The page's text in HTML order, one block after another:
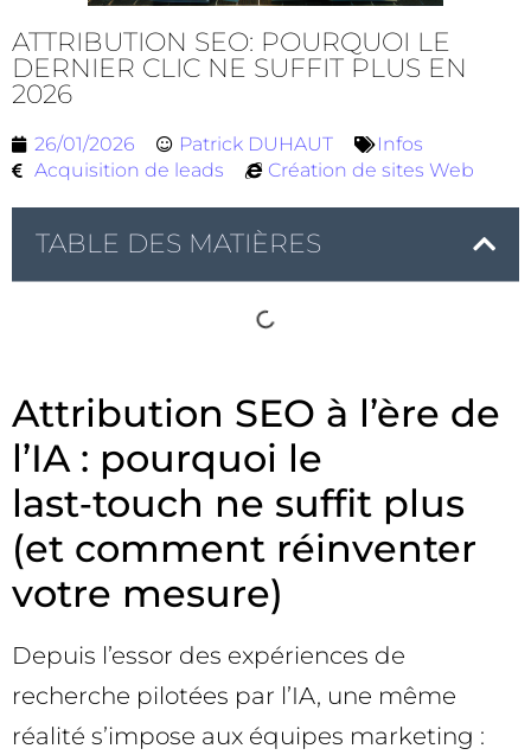
ATTRIBUTION SEO: POURQUOI LE
DERNIER CLIC NE SUFFIT PLUS EN
2026
26/01/2026 Patrick DUHAUT
Infos
Acquisition de leads
Création de sites Web
TABLE DES MATIÈRES
Attribution SEO à l’ère de
l’IA : pourquoi le
last‑touch ne suffit plus
(et comment réinventer
votre mesure)
Depuis l’essor des expériences de
recherche pilotées par l’IA, une même
réalité s’impose aux équipes marketing :